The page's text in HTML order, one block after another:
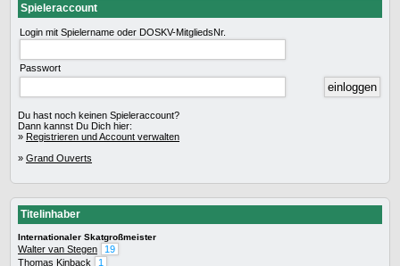
Spieleraccount
Login mit Spielername oder DOSKV-MitgliedsNr.
Passwort
Du hast noch keinen Spieleraccount?
Dann kannst Du Dich hier:
» Registrieren und Account verwalten
» Grand Ouverts
Titelinhaber
Internationaler Skatgroßmeister
Walter van Stegen
19
Thomas Kinback
1